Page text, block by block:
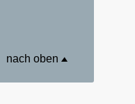
nach oben